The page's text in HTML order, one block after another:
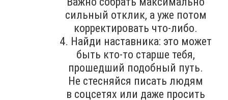
сильный отклик, а уже потом
корректировать что-либо.
4. Найди наставника: это может
быть кто-то старше тебя,
прошедший подобный путь.
Не стесняйся писать людям
в соцсетях или даже просить